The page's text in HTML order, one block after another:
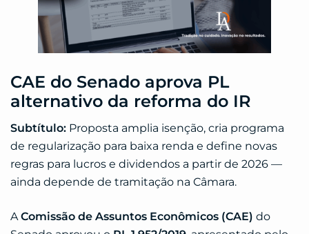
CAE do Senado aprova PL
alternativo da reforma do IR
Subtítulo: Proposta amplia isenção, cria programa
de regularização para baixa renda e define novas
regras para lucros e dividendos a partir de 2026 —
ainda depende de tramitação na Câmara.
AComissão de Assuntos Econômicos (CAE) do